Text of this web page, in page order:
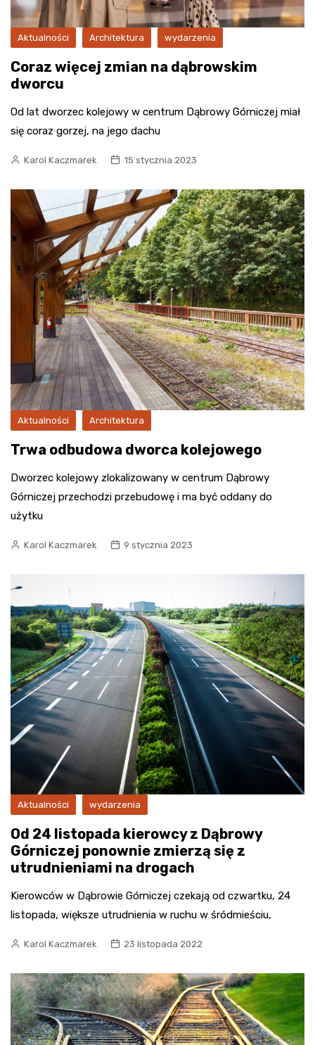
Aktualności Architektura wydarzenia
Coraz więcej zmian na dąbrowskim
dworcu
Od lat dworzec kolejowy w centrum Dąbrowy Górniczej miał
się coraz gorzej, na jego dachu
Karol Kaczmarek 15 stycznia 2023
Aktualności Architektura
Trwa odbudowa dworca kolejowego
Dworzec kolejowy zlokalizowany w centrum Dąbrowy
Górniczej przechodzi przebudowę i ma być oddany do
użytku
Karol Kaczmarek 9 stycznia 2023
Aktualności wydarzenia
Od 24 listopada kierowcy z Dąbrowy
Górniczej ponownie zmierzą się z
utrudnieniami na drogach
Kierowców w Dąbrowie Górniczej czekają od czwartku, 24
listopada, większe utrudnienia w ruchu w śródmieściu,
Karol Kaczmarek 23 listopada 2022